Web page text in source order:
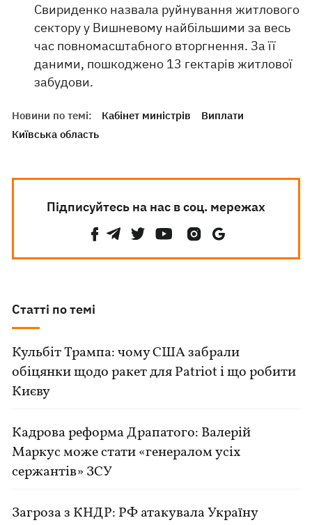
Свириденко назвала руйнування житлового
сектору у Вишневому найбільшими за весь
час повномасштабного вторгнення. За її
даними, пошкоджено 13 гектарів житлової
забудови.
Новини по темі: Кабінет миністрів
Виплати
Київська область
Підписуйтесь на нас в соц. мережах
Статті по темі
Кульбіт Трампа: чому США забрали
обіцянки щодо ракет для Patriot і що робити
Києву
Кадрова реформа Драпатого: Валерій
Маркус може стати «генералом усіх
сержантів» ЗСУ
Загроза з КНДР: РФ атакувала Україну